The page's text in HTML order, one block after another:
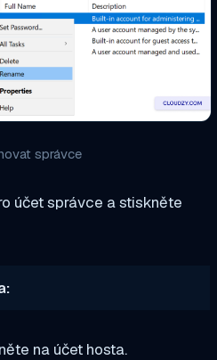
správce
účet správce a stiskněte
na účet hosta.